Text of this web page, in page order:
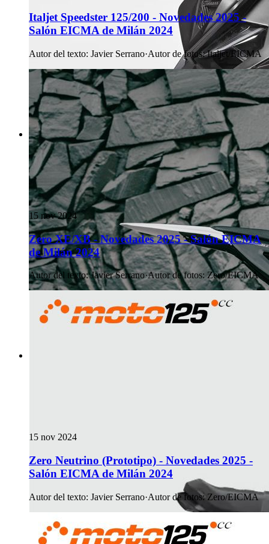
Italjet Speedster 125/200 - Novedades 2025 -
Salón EICMA de Milán 2024
Autor del texto: Javier Serrano·Autor de fotos: Italjet/EICMA
15 nov 2024
Zero XE/XB - Novedades 2025 - Salón EICMA
de Milán 2024
Autor del texto: Javier Serrano·Autor de fotos: Zero/EICMA
15 nov 2024
Zero Neutrino (Prototipo) - Novedades 2025 -
Salón EICMA de Milán 2024
Autor del texto: Javier Serrano·Autor de fotos: Zero/EICMA